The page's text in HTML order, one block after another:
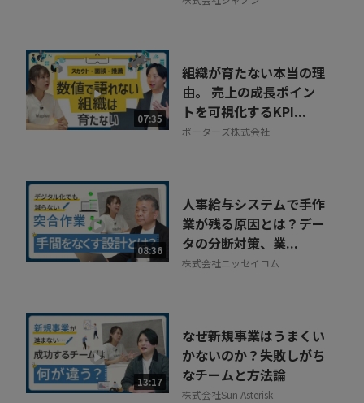
07:35
組織が育たない本当の理
由。 売上の成長ポイン
トを可視化するKPI...
ポーターズ株式会社
08:36
人事給与システムで手作
業が残る原因とは？デー
タの分断対策、業...
株式会社ニッセイコム
13:17
なぜ新規事業はうまくい
かないのか？失敗しがち
なチームと方法論
株式会社Sun Asterisk